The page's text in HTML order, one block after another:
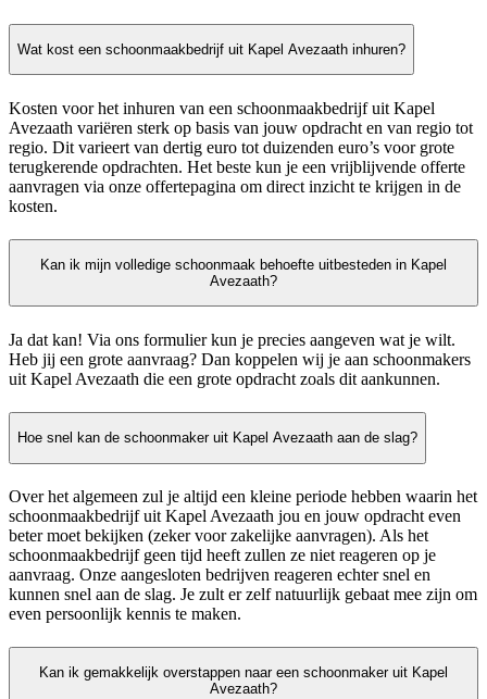
Wat kost een schoonmaakbedrijf uit Kapel Avezaath inhuren?
Kosten voor het inhuren van een schoonmaakbedrijf uit Kapel
Avezaath variëren sterk op basis van jouw opdracht en van regio tot
regio. Dit varieert van dertig euro tot duizenden euro’s voor grote
terugkerende opdrachten. Het beste kun je een vrijblijvende offerte
aanvragen via onze offertepagina om direct inzicht te krijgen in de
kosten.
Kan ik mijn volledige schoonmaak behoefte uitbesteden in Kapel
Avezaath?
Ja dat kan! Via ons formulier kun je precies aangeven wat je wilt.
Heb jij een grote aanvraag? Dan koppelen wij je aan schoonmakers
uit Kapel Avezaath die een grote opdracht zoals dit aankunnen.
Hoe snel kan de schoonmaker uit Kapel Avezaath aan de slag?
Over het algemeen zul je altijd een kleine periode hebben waarin het
schoonmaakbedrijf uit Kapel Avezaath jou en jouw opdracht even
beter moet bekijken (zeker voor zakelijke aanvragen). Als het
schoonmaakbedrijf geen tijd heeft zullen ze niet reageren op je
aanvraag. Onze aangesloten bedrijven reageren echter snel en
kunnen snel aan de slag. Je zult er zelf natuurlijk gebaat mee zijn om
even persoonlijk kennis te maken.
Kan ik gemakkelijk overstappen naar een schoonmaker uit Kapel
Avezaath?